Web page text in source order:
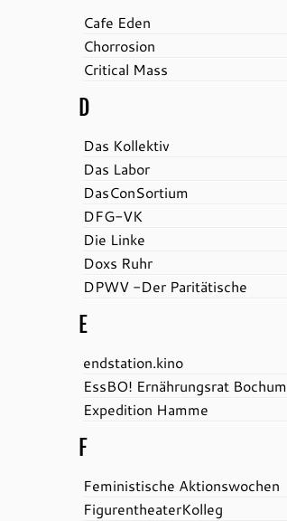
Cafe Eden
Chorrosion
Critical Mass
D
Das Kollektiv
Das Labor
DasConSortium
DFG-VK
Die Linke
Doxs Ruhr
DPWV -Der Paritätische
E
endstation.kino
EssBO! Ernährungsrat Bochum
Expedition Hamme
F
Feministische Aktionswochen
FigurentheaterKolleg